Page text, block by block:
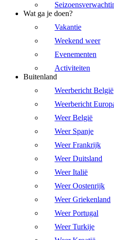
Wat ga je doen?
Vakantie
Weekend weer
Evenementen
Activiteiten
Buitenland
Weerbericht België
Weerbericht
Weer België
Weer Spanje
Weer Frankrijk
Weer Duitsland
Weer Italië
Weer Oostenrijk
Weer Griekenland
Weer Portugal
Weer Turkije